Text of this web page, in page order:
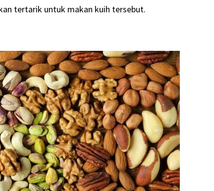
tertarik untuk makan kuih tersebut.